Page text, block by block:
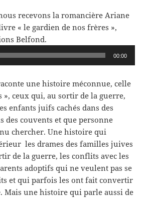
recevons la romancière Ariane
« le gardien de nos frères »,
Belfond.
00:00
une histoire méconnue, celle
», ceux qui, au sortir de la guerre,
enfants juifs cachés dans des
des couvents et que personne
chercher. Une histoire qui
les drames des familles juives
de la guerre, les conflits avec les
adoptifs qui ne veulent pas se
et qui parfois les ont fait convertir
Mais une histoire qui parle aussi de